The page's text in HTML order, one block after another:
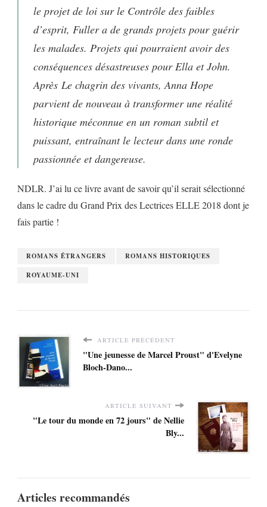
le projet de loi sur le Contrôle des faibles
d’esprit, Fuller a de grands projets pour guérir
les malades. Projets qui pourraient avoir des
conséquences désastreuses pour Ella et John.
Après Le chagrin des vivants, Anna Hope
parvient de nouveau à transformer une réalité
historique méconnue en un roman subtil et
puissant, entraînant le lecteur dans une ronde
passionnée et dangereuse.
NDLR. J’ai lu ce livre avant de savoir qu’il serait sélectionné
dans le cadre du Grand Prix des Lectrices ELLE 2018 dont je
fais partie !
ROMANS ÉTRANGERS
ROMANS HISTORIQUES
ROYAUME-UNI
ARTICLE PRÉCÉDENT
"Une jeunesse de Marcel Proust" d'Evelyne
Bloch-Dano...
ARTICLE SUIVANT
"Le tour du monde en 72 jours" de Nellie
Bly...
Articles recommandés